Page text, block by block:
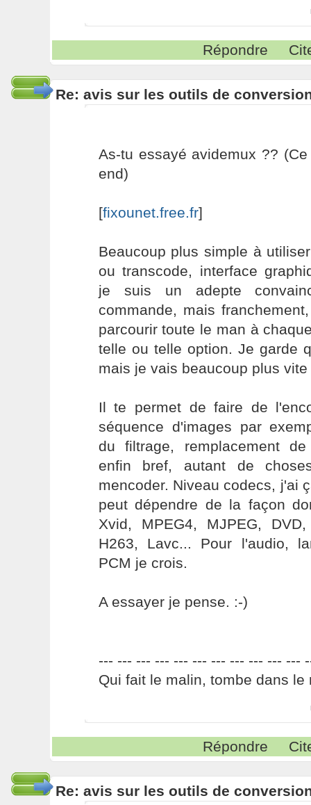
Répondre
Re: avis sur les outils de
As-tu essayé avidemux ??
end)
[fixounet.free.fr]
Beaucoup plus simple à
ou transcode, interface
je suis un adepte
commande, mais
parcourir toute le man à
telle ou telle option. Je garde
mais je vais beaucoup plus
Il te permet de faire de
séquence d'images par
du filtrage, remplacement
enfin bref, autant de
mencoder. Niveau codecs, j'ai
peut dépendre de la façon
Xvid, MPEG4, MJPEG,
H263, Lavc... Pour l'audio,
PCM je crois.
A essayer je pense. :-)
--- --- --- --- --- --- --- --- --- --- ---
Qui fait le malin, tombe dans le
Répondre
Re: avis sur les outils de